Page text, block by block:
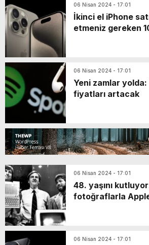
06 Nisan 2024 - 17:01
İkinci el iPhone
etmeniz gereken
06 Nisan 2024 - 17:01
Yeni zamlar
fiyatları artacak
06 Nisan 2024 - 17:01
48. yaşını
fotoğraflarla
06 Nisan 2024 - 17:01